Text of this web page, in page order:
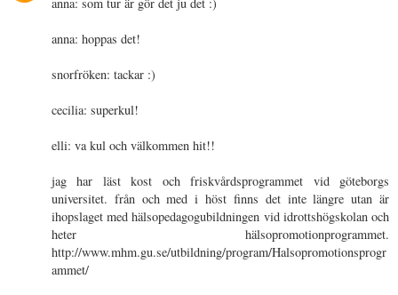
anna: hoppas det!
snorfröken: tackar :)
cecilia: superkul!
elli: va kul och välkommen hit!!
jag har läst kost och friskvårdsprogrammet vid göteborgs
universitet. från och med i höst finns det inte längre utan är
ihopslaget med hälsopedagogubildningen vid idrottshögskolan och
heter hälsopromotionprogrammet.
http://www.mhm.gu.se/utbildning/program/Halsopromotionsprogr
ammet/